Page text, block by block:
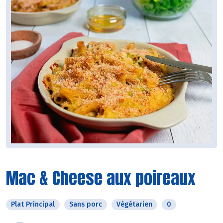
Mac & Cheese aux poireaux
Plat Principal Sans porc Végétarien 0